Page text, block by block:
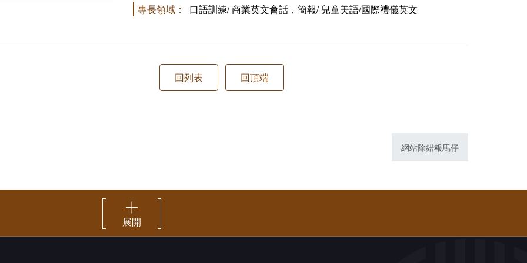
專長領域： 口語訓練/ 商業英文會話，簡報/ 兒童美語/國際禮儀英文
網站除錯報馬仔
展開